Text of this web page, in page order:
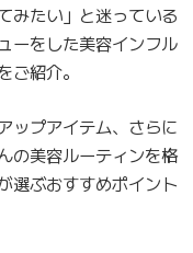
みたい」と迷っている
ーをした美容インフル
紹介。
ップアイテム、さらに
の美容ルーティンを格
選ぶおすすめポイント